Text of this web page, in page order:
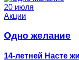
20 июля
Акции
Одно желание
14-летней Насте